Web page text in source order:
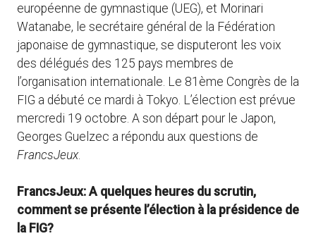
européenne de gymnastique (UEG), et Morinari
Watanabe, le secrétaire général de la Fédération
japonaise de gymnastique, se disputeront les voix
des délégués des 125 pays membres de
l’organisation internationale. Le 81ème Congrès de la
FIG a débuté ce mardi à Tokyo. L’élection est prévue
mercredi 19 octobre. A son départ pour le Japon,
Georges Guelzec a répondu aux questions de
FrancsJeux.
FrancsJeux: A quelques heures du scrutin,
comment se présente l’élection à la présidence de
la FIG?